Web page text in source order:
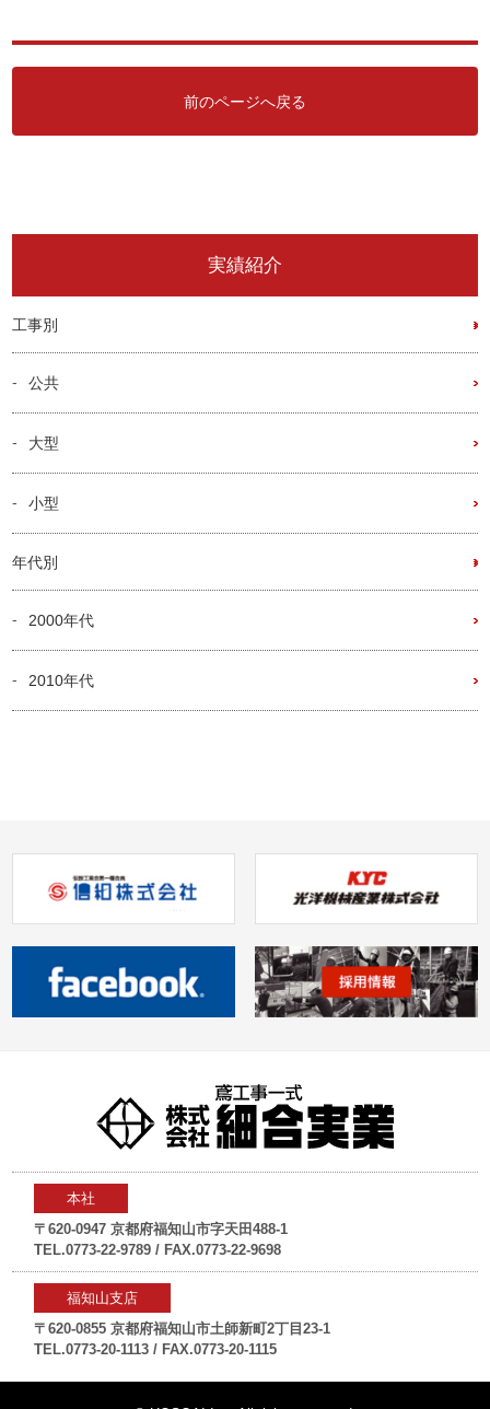
前のページへ戻る
実績紹介
工事別
公共
大型
小型
年代別
2000年代
2010年代
本社
〒620-0947 京都府福知山市字天田488-1
TEL.0773-22-9789 / FAX.0773-22-9698
福知山支店
〒620-0855 京都府福知山市土師新町2丁目23-1
TEL.0773-20-1113 / FAX.0773-20-1115